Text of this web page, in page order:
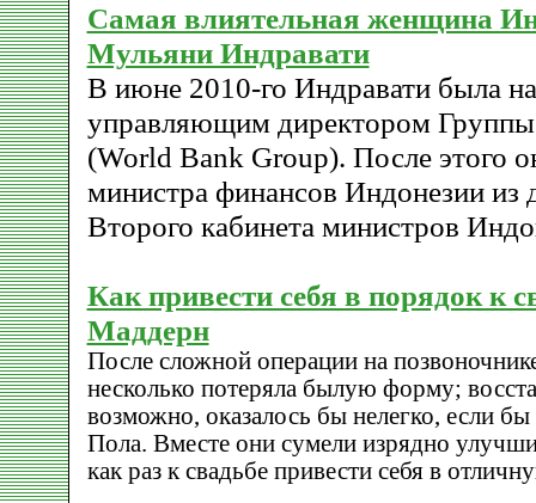
Cамая влиятельная женщина
Мульяни Индравати
В июне 2010-го Индравати была
управляющим директором
(World Bank Group). После этого
министра финансов Индонезии из
Второго кабинета министров
Как привести себя в порядок к
Маддерн
После сложной операции на
несколько потеряла былую форму;
возможно, оказалось бы нелегко, если
Пола. Вместе они сумели изрядно
как раз к свадьбе привести себя в